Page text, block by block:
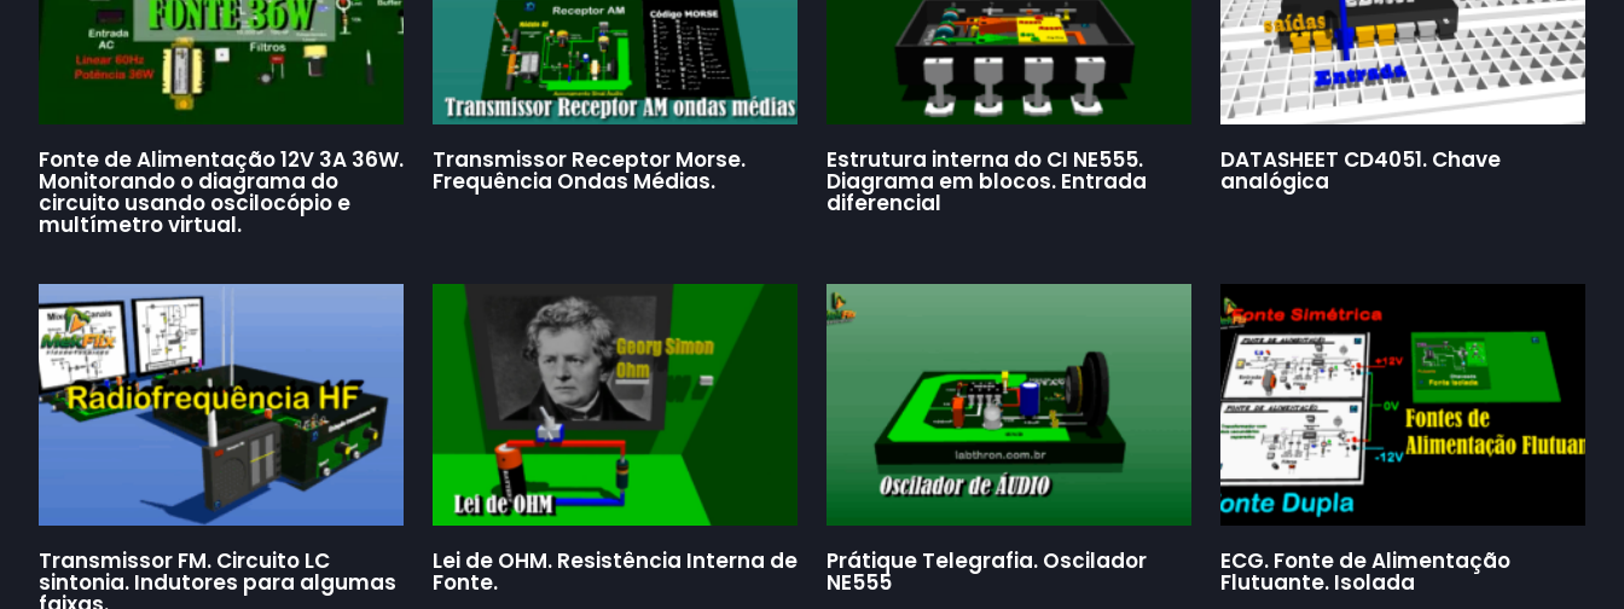
Fonte de Alimentação 12V 3A 36W.
Monitorando o diagrama do
circuito usando oscilocópio e
multímetro virtual.
Transmissor Receptor Morse.
Frequência Ondas Médias.
Estrutura interna do CI NE555.
Diagrama em blocos. Entrada
diferencial
DATASHEET CD4051. Chave
analógica
Transmissor FM. Circuito LC
sintonia. Indutores para algumas
Lei de OHM. Resistência Interna de
Fonte.
Prátique Telegrafia. Oscilador
NE555
ECG. Fonte de Alimentação
Flutuante. Isolada